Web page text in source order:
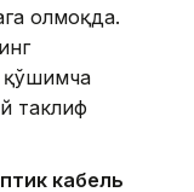
олмоқда.
қўшимча
таклиф
кабель